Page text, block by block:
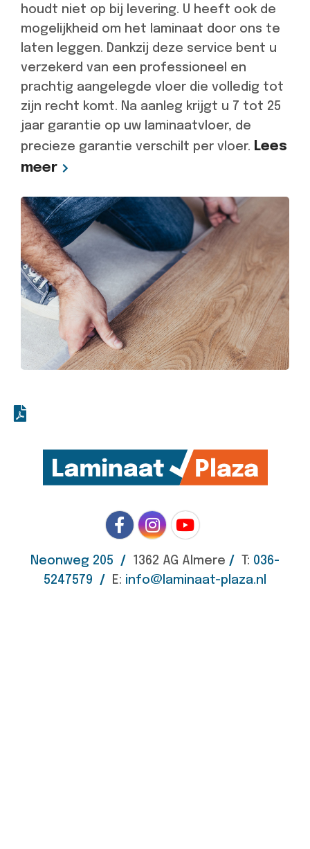
houdt niet op bij levering. U heeft ook de
mogelijkheid om het laminaat door ons te
laten leggen. Dankzij deze service bent u
verzekerd van een professioneel en
prachtig aangelegde vloer die volledig tot
zijn recht komt. Na aanleg krijgt u 7 tot 25
jaar garantie op uw laminaatvloer, de
precieze garantie verschilt per vloer. Lees
meer
Neonweg 205 / 1362 AG Almere / T: 036-
5247579
/ E: info@laminaat-plaza.nl